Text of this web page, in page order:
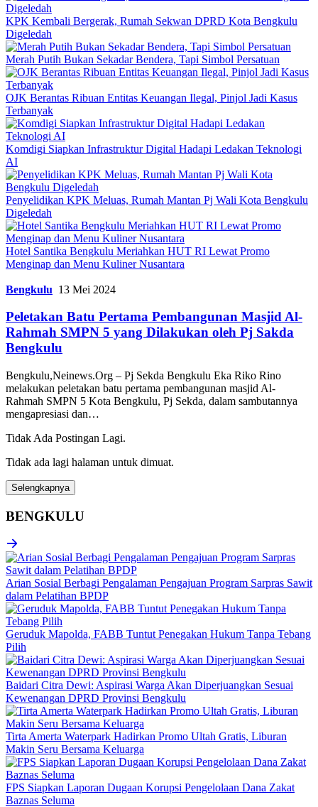
KPK Kembali Bergerak, Rumah Sekwan DPRD Kota Bengkulu
Digeledah
Merah Putih Bukan Sekadar Bendera, Tapi Simbol Persatuan
OJK Berantas Ribuan Entitas Keuangan Ilegal, Pinjol Jadi Kasus
Terbanyak
Komdigi Siapkan Infrastruktur Digital Hadapi Ledakan Teknologi
AI
Penyelidikan KPK Meluas, Rumah Mantan Pj Wali Kota Bengkulu
Digeledah
Hotel Santika Bengkulu Meriahkan HUT RI Lewat Promo
Menginap dan Menu Kuliner Nusantara
Bengkulu 13 Mei 2024
Peletakan Batu Pertama Pembangunan Masjid Al-
Rahmah SMPN 5 yang Dilakukan oleh Pj Sakda
Bengkulu
Bengkulu,Neinews.Org – Pj Sekda Bengkulu Eka Riko Rino
melakukan peletakan batu pertama pembangunan masjid Al-
Rahmah SMPN 5 Kota Bengkulu, Pj Sekda, dalam sambutannya
mengapresiasi dan…
Tidak Ada Postingan Lagi.
Tidak ada lagi halaman untuk dimuat.
Selengkapnya
BENGKULU
Arian Sosial Berbagi Pengalaman Pengajuan Program Sarpras Sawit
dalam Pelatihan BPDP
Geruduk Mapolda, FABB Tuntut Penegakan Hukum Tanpa Tebang
Pilih
Baidari Citra Dewi: Aspirasi Warga Akan Diperjuangkan Sesuai
Kewenangan DPRD Provinsi Bengkulu
Tirta Amerta Waterpark Hadirkan Promo Ultah Gratis, Liburan
Makin Seru Bersama Keluarga
FPS Siapkan Laporan Dugaan Korupsi Pengelolaan Dana Zakat
Baznas Seluma